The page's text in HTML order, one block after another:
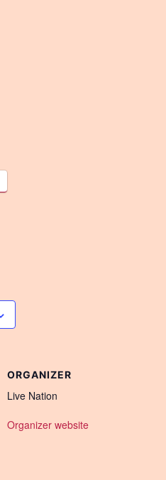
ORGANIZER
Live Nation
Organizer website